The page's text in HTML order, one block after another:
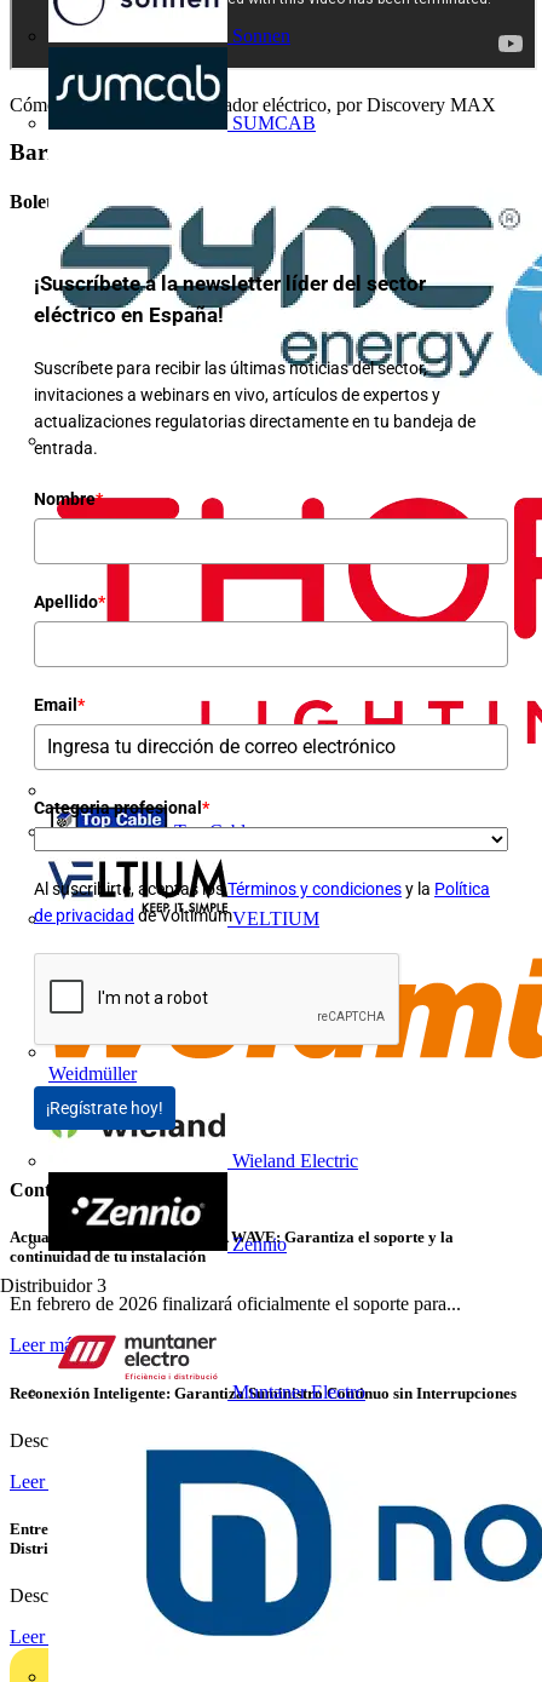
Sonnen
SUMCAB
Top Cable
VELTIUM
Weidmüller
Wieland Electric
Zennio
Distribuidor 3
Muntaner Electro
Cómo funciona el transformador eléctrico, por Discovery MAX
Barra lateral
Boletín informativo
¡Suscríbete a la newsletter líder del sector
eléctrico en España!
Suscríbete para recibir las últimas noticias del sector,
invitaciones a webinars en vivo, artículos de expertos y
actualizaciones regulatorias directamente en tu bandeja de
entrada.
Nombre*
Apellido*
Email *
Categoria profesional *
Al suscribirte, aceptas losTérminos y condicionesy la Política
de privacidad de Voltimum
¡Regístrate hoy!
Contenidos relacionados
Actualizar PowerStudio SCADA WAVE: Garantiza el soporte y la
continuidad de tu instalación
En febrero de 2026 finalizará oficialmente el soporte para...
Leer más
Reconexión Inteligente: Garantiza Suministro Continuo sin Interrupciones
Descubre cómo las protecciones inteligentes de Chint...
Leer más
Entrevista con Luis Catalán, Business Development Director Home &
Distribution de Schneider Electric
Descubre cómo Schneider Electric impulsa la innovación en...
Leer más